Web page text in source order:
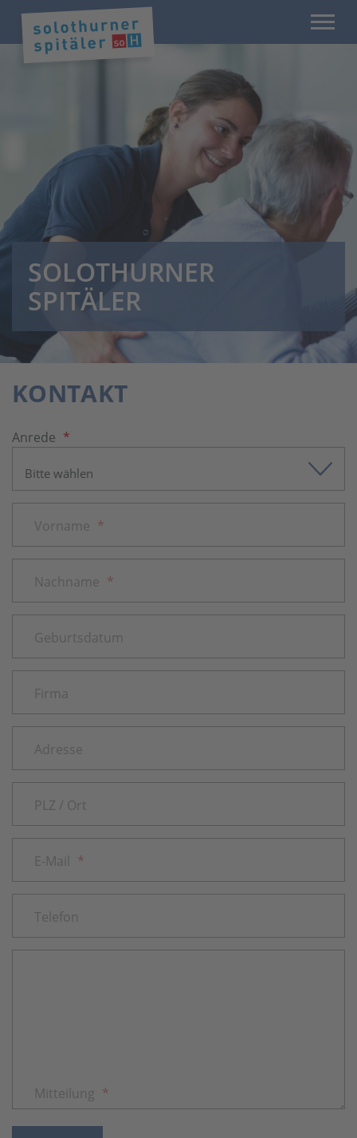
SOLOTHURNER
SPITÄLER
KONTAKT
Anrede *
Vorname *
Nachname *
Geburtsdatum
Firma
Adresse
PLZ / Ort
E-Mail *
Telefon
Mitteilung *